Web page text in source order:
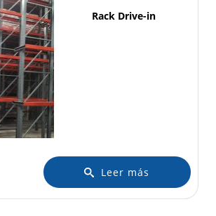
Rack Drive-in
Leer más